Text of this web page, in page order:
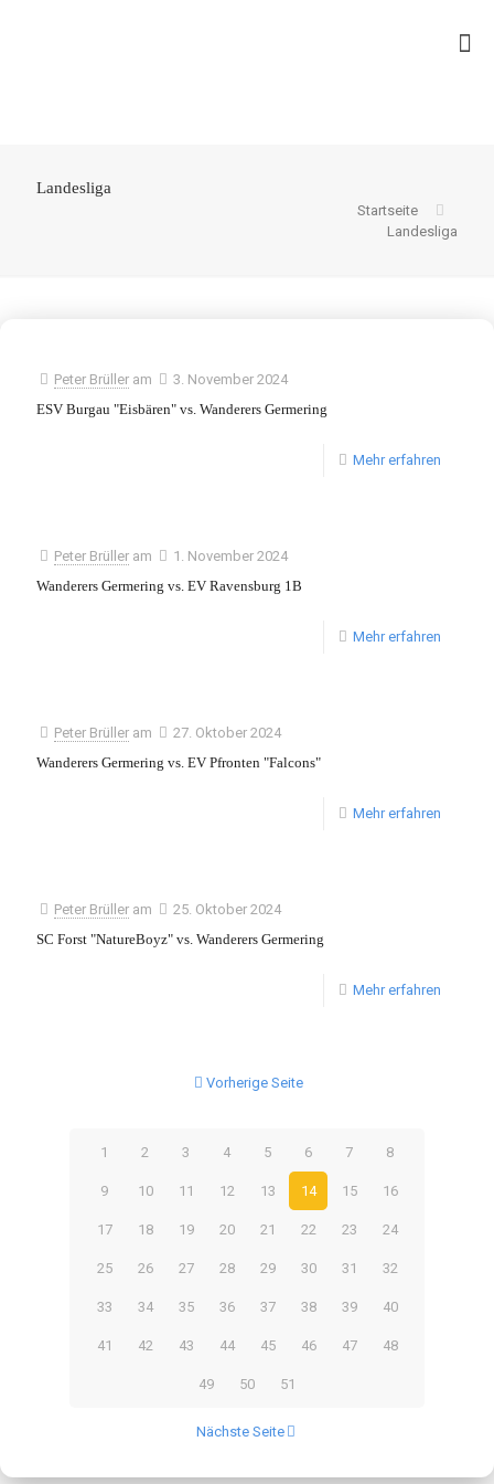
Landesliga
Startseite
Landesliga
Peter Brüller am
3. November 2024
ESV Burgau "Eisbären" vs. Wanderers Germering
Mehr erfahren
Peter Brüller am
1. November 2024
Wanderers Germering vs. EV Ravensburg 1B
Mehr erfahren
Peter Brüller am
27. Oktober 2024
Wanderers Germering vs. EV Pfronten "Falcons"
Mehr erfahren
Peter Brüller am
25. Oktober 2024
SC Forst "NatureBoyz" vs. Wanderers Germering
Mehr erfahren
Vorherige Seite
1 2 3 4 5 6 7 8
9 10 11 12 13 14 15 16
17 18 19 20 21 22 23 24
25 26 27 28 29 30 31 32
33 34 35 36 37 38 39 40
41 42 43 44 45 46 47 48
49 50 51
Nächste Seite